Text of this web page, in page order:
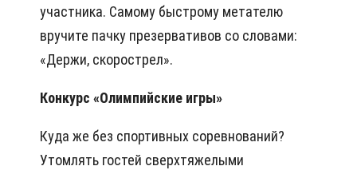
участника. Самому быстрому метателю
вручите пачку презервативов со словами:
«Держи, скорострел».
Конкурс «Олимпийские игры»
Куда же без спортивных соревнований?
Утомлять гостей сверхтяжелыми